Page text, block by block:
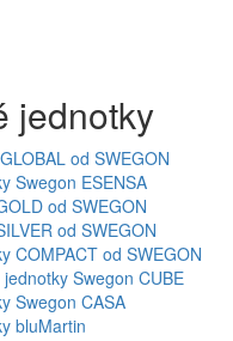
jednotky
od SWEGON
Swegon ESENSA
od SWEGON
od SWEGON
COMPACT od SWEGON
Swegon CUBE
Swegon CASA
bluMartin